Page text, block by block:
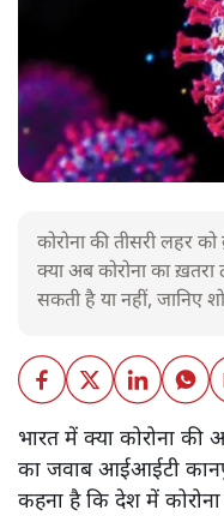
कोरोना की तीसरी लहर
क्या अब कोरोना का
सकती है या नहीं, जानिए
भारत में क्या कोरोना
का जवाब आईआईटी
कहना है कि देश में